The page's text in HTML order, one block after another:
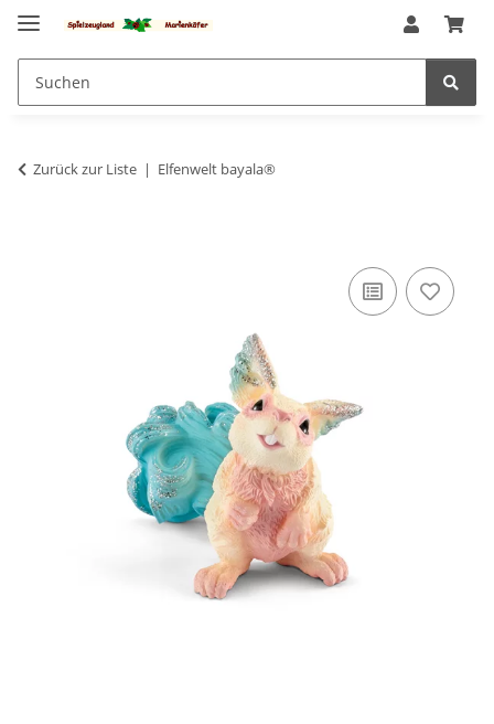
Zurück zur Liste Elfenwelt bayala®